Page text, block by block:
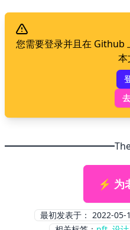
您需要登录并且在 Github
本
⚡ 为
最初发表于： 2022-05-